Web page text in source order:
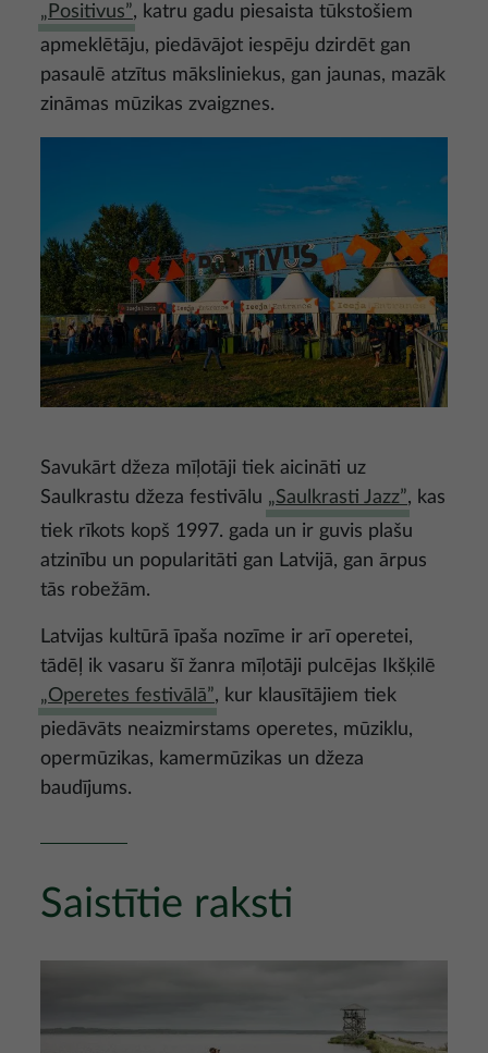
„Positivus”, katru gadu piesaista tūkstošiem
apmeklētāju, piedāvājot iespēju dzirdēt gan
pasaulē atzītus māksliniekus, gan jaunas, mazāk
zināmas mūzikas zvaigznes.
Savukārt džeza mīļotāji tiek aicināti uz
Saulkrastu džeza festivālu „Saulkrasti Jazz”, kas
tiek rīkots kopš 1997. gada un ir guvis plašu
atzinību un popularitāti gan Latvijā, gan ārpus
tās robežām.
Latvijas kultūrā īpaša nozīme ir arī operetei,
tādēļ ik vasaru šī žanra mīļotāji pulcējas Ikšķilē
„Operetes festivālā”, kur klausītājiem tiek
piedāvāts neaizmirstams operetes, mūziklu,
opermūzikas, kamermūzikas un džeza
baudījums.
Saistītie raksti